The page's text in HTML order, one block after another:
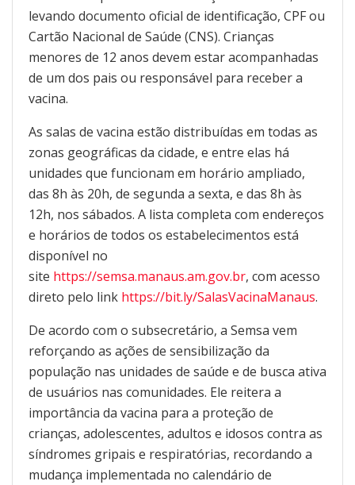
levando documento oficial de identificação, CPF ou
Cartão Nacional de Saúde (CNS). Crianças
menores de 12 anos devem estar acompanhadas
de um dos pais ou responsável para receber a
vacina.
As salas de vacina estão distribuídas em todas as
zonas geográficas da cidade, e entre elas há
unidades que funcionam em horário ampliado,
das 8h às 20h, de segunda a sexta, e das 8h às
12h, nos sábados. A lista completa com endereços
e horários de todos os estabelecimentos está
disponível no
site https://semsa.manaus.am.gov.br, com acesso
direto pelo link https://bit.ly/SalasVacinaManaus.
De acordo com o subsecretário, a Semsa vem
reforçando as ações de sensibilização da
população nas unidades de saúde e de busca ativa
de usuários nas comunidades. Ele reitera a
importância da vacina para a proteção de
crianças, adolescentes, adultos e idosos contra as
síndromes gripais e respiratórias, recordando a
mudança implementada no calendário de